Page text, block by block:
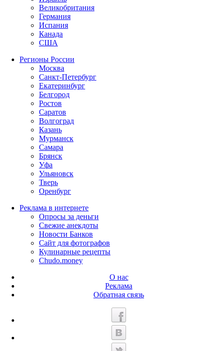
Великобритания
Германия
Испания
Канада
США
Регионы России
Москва
Санкт-Петербург
Екатеринбург
Белгород
Ростов
Саратов
Волгоград
Казань
Мурманск
Самара
Брянск
Уфа
Ульяновск
Тверь
Оренбург
Реклама в интернете
Опросы за деньги
Свежие анекдоты
Новости Банков
Сайт для фотографов
Кулинарные рецепты
Chudo.money
О нас
Реклама
Обратная связь